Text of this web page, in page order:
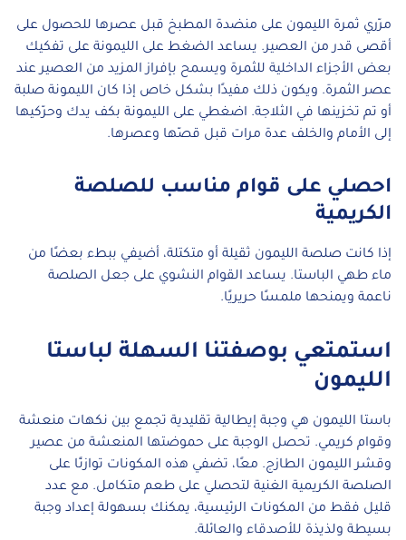
مرّري ثمرة الليمون على منضدة المطبخ قبل عصرها للحصول على
أقصى قدر من العصير. يساعد الضغط على الليمونة على تفكيك
بعض الأجزاء الداخلية للثمرة ويسمح بإفراز المزيد من العصير عند
عصر الثمرة. ويكون ذلك مفيدًا بشكل خاص إذا كان الليمونة صلبة
أو تم تخزينها في الثلاجة. اضغطي على الليمونة بكف يدك وحرّكيها
إلى الأمام والخلف عدة مرات قبل قصّها وعصرها.
احصلي على قوام مناسب للصلصة
الكريمية
إذا كانت صلصة الليمون ثقيلة أو متكتلة، أضيفي ببطء بعضًا من
ماء طهي الباستا. يساعد القوام النشوي على جعل الصلصة
ناعمة ويمنحها ملمسًا حريريًا.
استمتعي بوصفتنا السهلة لباستا
الليمون
باستا الليمون هي وجبة إيطالية تقليدية تجمع بين نكهات منعشة
وقوام كريمي. تحصل الوجبة على حموضتها المنعشة من عصير
وقشر الليمون الطازج. معًا، تضفي هذه المكونات توازنًا على
الصلصة الكريمية الغنية لتحصلي على طعم متكامل. مع عدد
قليل فقط من المكونات الرئيسية، يمكنك بسهولة إعداد وجبة
بسيطة ولذيذة للأصدقاء والعائلة.